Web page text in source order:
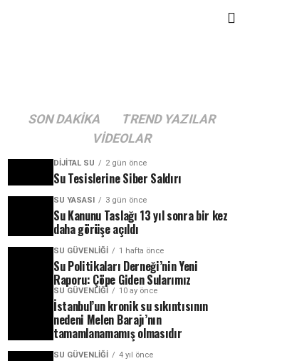
SON DAKIKA
TREND YAZILAR
VIDEOLAR
DIJITAL SU 2 gün önce
Su Tesislerine Siber Saldırı
SU YASASI 3 gün önce
Su Kanunu Taslağı 13 yıl sonra bir kez
daha görüşe açıldı
SU GÜVENLIĞI 1 hafta önce
Su Politikaları Derneği’nin Yeni
Raporu: Çöpe Giden Sularımız
SU GÜVENLIĞI 10 ay önce
İstanbul’un kronik su sıkıntısının
nedeni Melen Barajı’nın
tamamlanamamış olmasıdır
SU GÜVENLIĞI 4 yıl önce